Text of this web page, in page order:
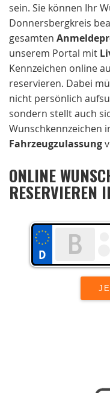
sein. Sie können Ihr
Donnersbergkreis
gesamten
unserem Portal mit
Kennzeichen online
reservieren. Dabei
nicht persönlich
sondern stellt auch
Wunschkennzeichen
Fahrzeugzulassung
ONLINE
RESERVIEREN